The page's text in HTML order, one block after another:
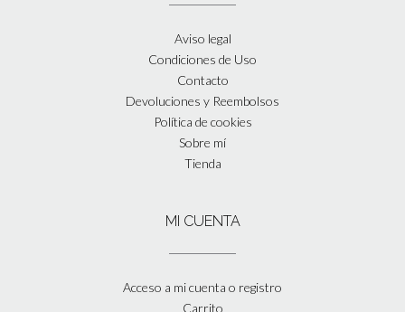
Aviso legal
Condiciones de Uso
Contacto
Devoluciones y Reembolsos
Política de cookies
Sobre mí
Tienda
MI CUENTA
Acceso a mi cuenta o registro
Carrito